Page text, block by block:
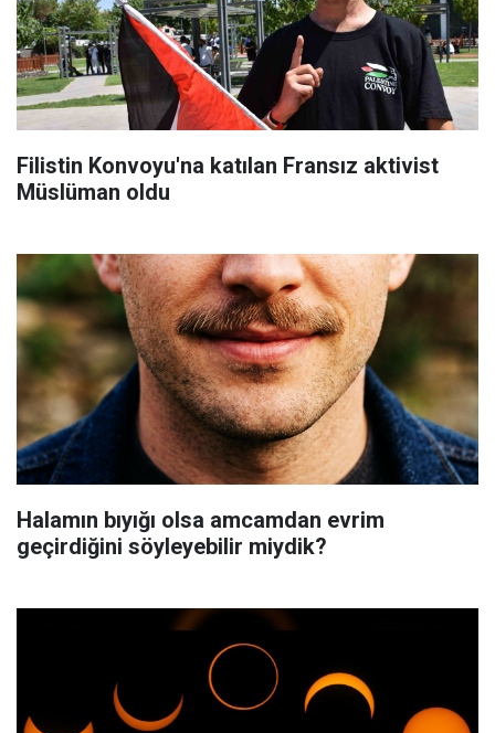
Filistin Konvoyu'na katılan Fransız aktivist
Müslüman oldu
Halamın bıyığı olsa amcamdan evrim
geçirdiğini söyleyebilir miydik?